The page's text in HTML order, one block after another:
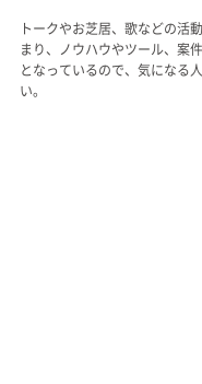
トークやお芝居、歌などの活
まり、ノウハウやツール、案
となっているので、気になる
い。